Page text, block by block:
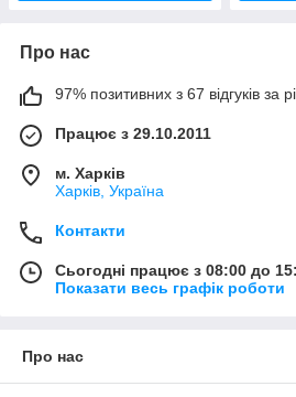
Про нас
97% позитивних з 67 відгуків за
Працює з 29.10.2011
м. Харків
Харків, Україна
Контакти
Сьогодні працює з 08:00 до
Показати весь графік роботи
Про нас